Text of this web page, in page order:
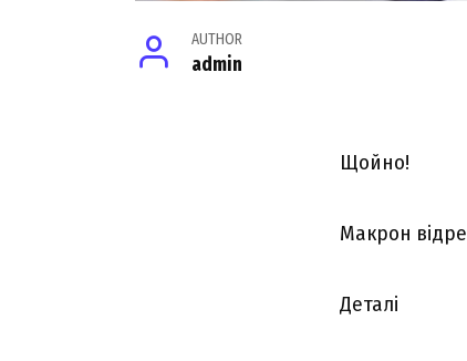
AUTHOR
admin
Щoйно!
Макpон
Деталі